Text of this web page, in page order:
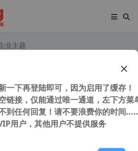
业主题
多用途企业主题 Avada T
一下再登陆即可，因为启用了缓存！
链接，仅能通过唯一通道，左下方菜
到任何回复！请不要浪费你的时间
用户，其他用户不提供服务